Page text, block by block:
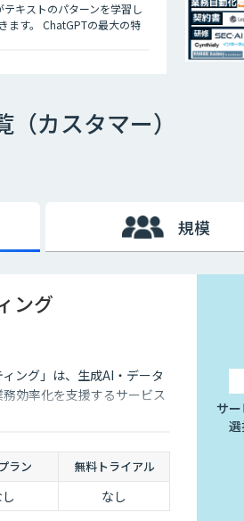
キストのパターンを学習し
ます。 ChatGPTの最大の特
カスタマー）
規模
ング
ング」は、生成AI・データ
効率化を支援するサービス
ラン 無料トライアル
なし
サ
選